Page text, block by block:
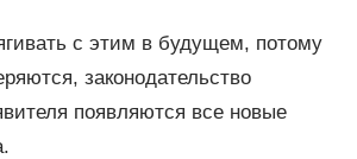
с этим в будущем, потому
законодательство
появляются все новые